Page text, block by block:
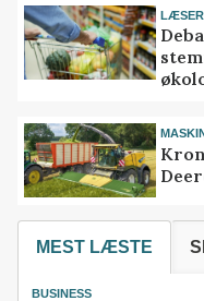
MEST LÆSTE
BUSINESS